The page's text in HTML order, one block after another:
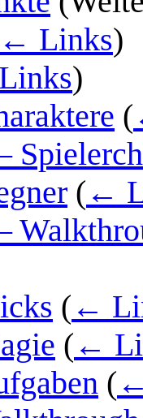
← Links)
)
(
( ←
( ←
( ←
(